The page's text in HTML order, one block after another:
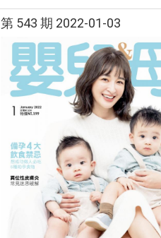
第 543 期 2022-01-03